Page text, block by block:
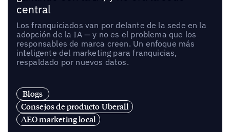
central
Los franquiciados van por delante de la sede en la
adopción de la IA — y no es el problema que los
responsables de marca creen. Un enfoque más
inteligente del marketing para franquicias,
respaldado por nuevos datos.
Blogs
Consejos de producto Uberall
AEO marketing local